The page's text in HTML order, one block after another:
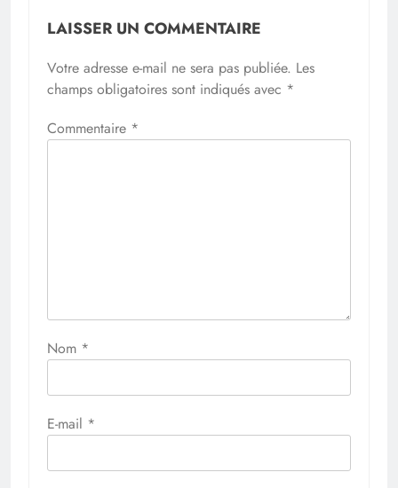
LAISSER UN COMMENTAIRE
Votre adresse e-mail ne sera pas publiée. Les
champs obligatoires sont indiqués avec *
Commentaire *
Nom *
E-mail *